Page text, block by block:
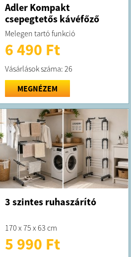
Adler Kompakt
csepegtetős kávéfőző
Melegen tartó funkció
6 490 Ft
Vásárlások száma: 26
MEGNÉZEM
3 szintes ruhaszárító
170 x 75 x 63 cm
5 990 Ft